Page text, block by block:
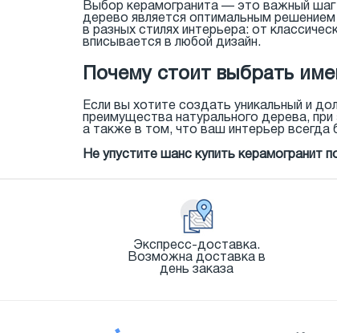
Выбор керамогранита — это важный шаг
дерево является оптимальным решением
в разных стилях интерьера: от
вписывается в любой дизайн.
Почему стоит выбрать
Если вы хотите создать уникальный и
преимущества натурального дерева,
а также в том, что ваш интерьер всегда
Не упустите шанс купить керамогранит
Экспресс-доставка.
Возможна доставка в
день заказа